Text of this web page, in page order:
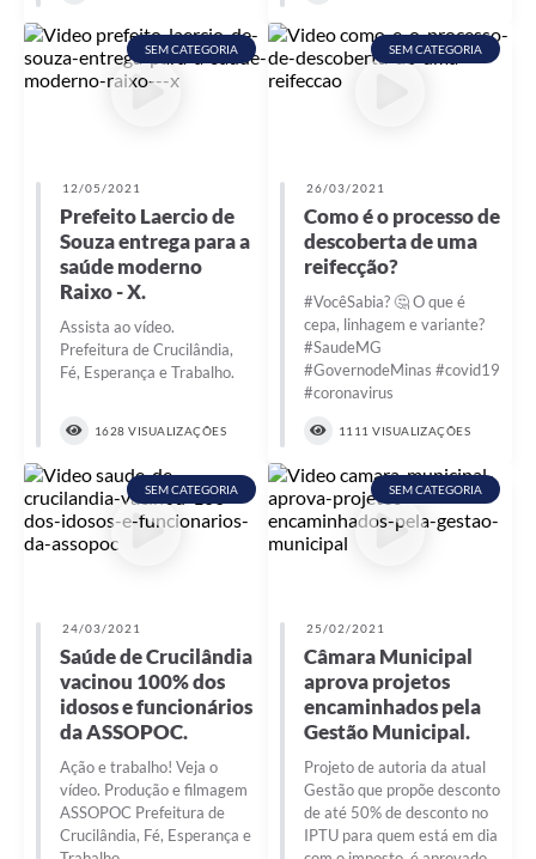
SEM CATEGORIA
12/05/2021
Prefeito Laercio de
Souza entrega para a
saúde moderno
Raixo - X.
Assista ao vídeo.
Prefeitura de Crucilândia,
Fé, Esperança e Trabalho.
1628 VISUALIZAÇÕES
SEM CATEGORIA
26/03/2021
Como é o processo de
descoberta de uma
reifecção?
#VocêSabia? 🤔 O que é
cepa, linhagem e variante?
#SaudeMG
#GovernodeMinas #covid19
#coronavirus
1111 VISUALIZAÇÕES
SEM CATEGORIA
24/03/2021
Saúde de Crucilândia
vacinou 100% dos
idosos e funcionários
da ASSOPOC.
Ação e trabalho! Veja o
vídeo. Produção e filmagem
ASSOPOC Prefeitura de
Crucilândia, Fé, Esperança e
SEM CATEGORIA
25/02/2021
Câmara Municipal
aprova projetos
encaminhados pela
Gestão Municipal.
Projeto de autoria da atual
Gestão que propõe desconto
de até 50% de desconto no
IPTU para quem está em dia